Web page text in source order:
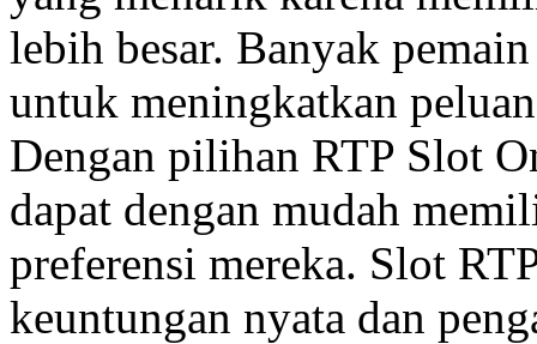
lebih besar. Banyak
untuk meningkatkan
Dengan pilihan RTP Slot
dapat dengan mudah
preferensi mereka. Slot
keuntungan nyata dan